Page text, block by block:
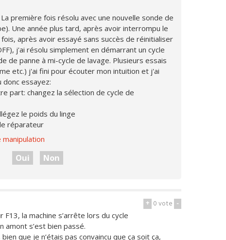
première fois résolu avec une nouvelle sonde de
Une année plus tard, après avoir interrompu le
après avoir essayé sans succès de réinitialiser
j'ai résolu simplement en démarrant un cycle
de panne à mi-cycle de lavage. Plusieurs essais
etc.) j'ai fini pour écouter mon intuition et j'ai
donc essayez:
part: changez la sélection de cycle de
le poids du linge
réparateur
Oui Non
+ 0vote -
la machine s’arrête lors du cycle
amont s’est bien passé.
que je n’étais pas convaincu que ça soit ça,